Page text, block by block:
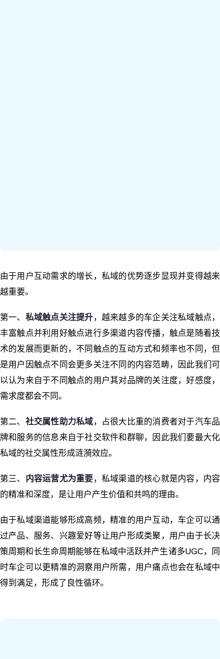
由于用户互动需求的增长，私域的优势逐步显现并变得越来
越重要。
第一、 私域触点关注提升 ，越来越多的车企关注私域触点，
丰富触点并利用好触点进行多渠道内容传播 ，触点是随着技
术的发展而更新的，不同触点的互动方式和频率也不同，但
是用户因触点不同会更多关注不同的内容范畴，因此我们可
以认为来自于不同触点的用户其对品牌的关注度，好感度，
需求度都会不同。
第二、 社交属性助力私域 ，占很大比重的消费者对于汽车品
牌和服务的信息来自于社交软件和群聊，因此我们要最大化
私域的社交属性形成涟漪效应。
第三、 内容运营尤为重要 ，私域渠道的核心就是内容，内容
的精准和深度，是让用户产生价值和共鸣的理由。
由于私域渠道能够形成高频，精准的用户互动，车企可以通
过产品、服务、兴趣爱好等让用户形成类聚，用户由于长决
策周期和长生命周期能够在私域中活跃并产生诸多UGC，同
时车企可以更精准的洞察用户所需，用户痛点也会在私域中
得到满足，形成了良性循环。